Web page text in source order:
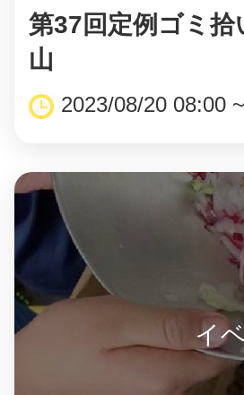
第37回定例ゴミ
山
2023/08/20 08:00
イ